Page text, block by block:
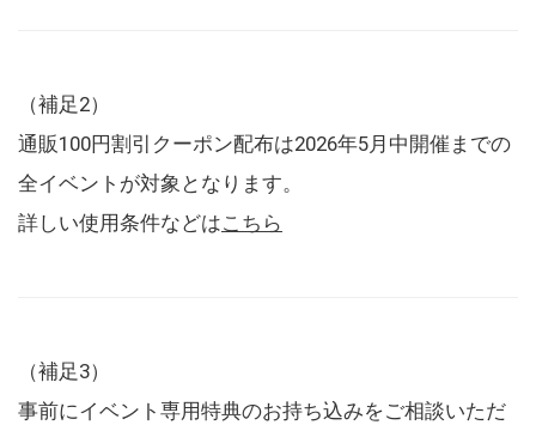
（補足2）
通販100円割引クーポン配布は2026年5月中開催までの
全イベントが対象となります。
詳しい使用条件などはこちら
（補足3）
事前にイベント専用特典のお持ち込みをご相談いただ